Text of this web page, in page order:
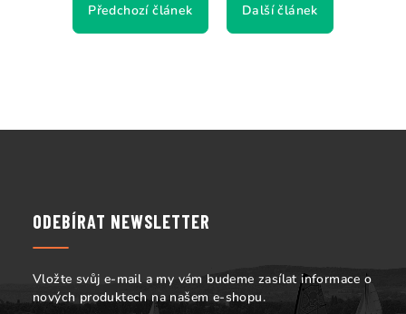
Předchozí článek Další článek
ODEBÍRAT NEWSLETTER
Vložte svůj e-mail a my vám budeme zasílat informace o
nových produktech na našem e-shopu.